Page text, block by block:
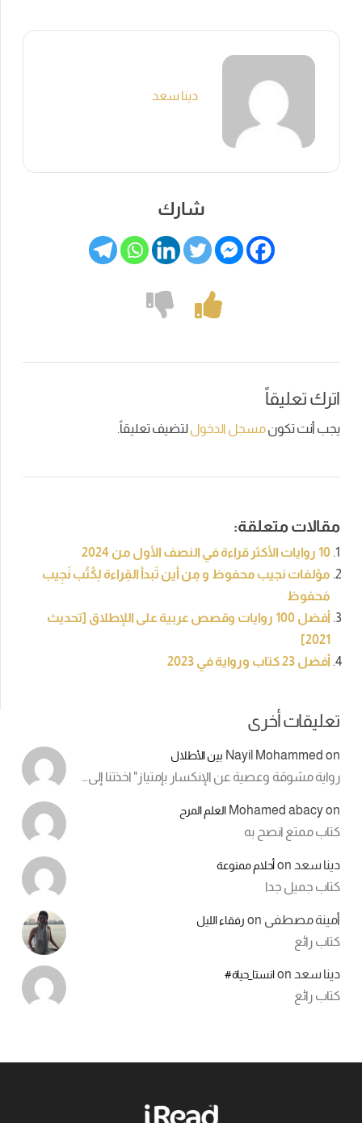
دينا سعد
شارك
اترك تعليقاً
يجب أنت تكونمسجل الدخوللتضيف تعليقاً.
مقالات متعلقة:
10 روايات الأكثر قراءة في النصف الأول من 2024
مؤلفات نجيب محفوظ و مِن أين تَبدأ القِراءة لِكُتُب نَجِيب
مَحفوظ
أفضل 100 روايات وقصص عربية على اللإطلاق [تحديث
2021]
أفضل 23 كتاب ورواية في 2023
تعليقات أخرى
Nayil Mohammed on بين الأطلال
رواية مشوقة وعصية عن الإنكسار بإمتياز" اخذتنا إلى…
Mohamed abacyon العلم المرح
كتاب ممتع انصح به
دينا سعد onأحلام ممنوعة
كتاب جميل جدا
أمينة مصطفى on رفقاء الليل
كتاب رائع
دينا سعد onانستا_حياة#
كتاب رائع